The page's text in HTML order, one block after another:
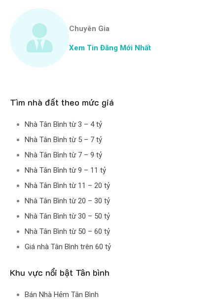
Chuyên Gia
Xem Tin Đăng Mới Nhất
Tìm nhà đất theo mức giá
Nhà Tân Bình từ 3 – 4 tỷ
Nhà Tân Bình từ 5 – 7 tỷ
Nhà Tân Bình từ 7 – 9 tỷ
Nhà Tân Bình từ 9 – 11 tỷ
Nhà Tân Bình từ 11 – 20 tỷ
Nhà Tân Bình từ 20 – 30 tỷ
Nhà Tân Bình từ 30 – 50 tỷ
Nhà Tân Bình từ 50 – 60 tỷ
Giá nhà Tân Bình trên 60 tỷ
Khu vực nổi bật Tân bình
Bán Nhà Hẻm Tân Bình